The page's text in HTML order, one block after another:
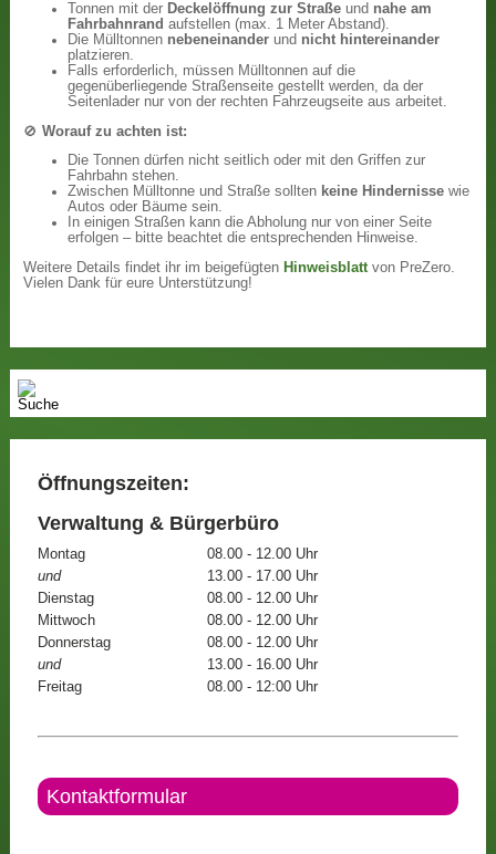
Tonnen mit der Deckelöffnung zur Straße und nahe am
Fahrbahnrand aufstellen (max. 1 Meter Abstand).
Die Mülltonnen nebeneinander und nicht hintereinander
platzieren.
Falls erforderlich, müssen Mülltonnen auf die
gegenüberliegende Straßenseite gestellt werden, da der
Seitenlader nur von der rechten Fahrzeugseite aus arbeitet.
🚫Worauf zu achten ist:
Die Tonnen dürfen nicht seitlich oder mit den Griffen zur
Fahrbahn stehen.
Zwischen Mülltonne und Straße sollten keine Hindernisse wie
Autos oder Bäume sein.
In einigen Straßen kann die Abholung nur von einer Seite
erfolgen – bitte beachtet die entsprechenden Hinweise.
Weitere Details findet ihr im beigefügten Hinweisblatt von PreZero.
Vielen Dank für eure Unterstützung!
Öffnungszeiten:
Verwaltung & Bürgerbüro
Montag
08.00 - 12.00 Uhr
und
13.00 - 17.00 Uhr
Dienstag
08.00 - 12.00 Uhr
Mittwoch
08.00 - 12.00 Uhr
Donnerstag
08.00 - 12.00 Uhr
und
13.00 - 16.00 Uhr
Freitag
08.00 - 12:00 Uhr
Kontaktformular